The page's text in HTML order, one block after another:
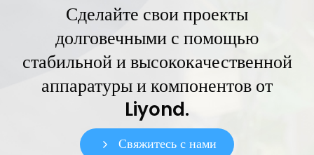
Сделайте свои проекты
долговечными с помощью
стабильной и высококачественной
аппаратуры и компонентов от
Liyond.
Свяжитесь с нами